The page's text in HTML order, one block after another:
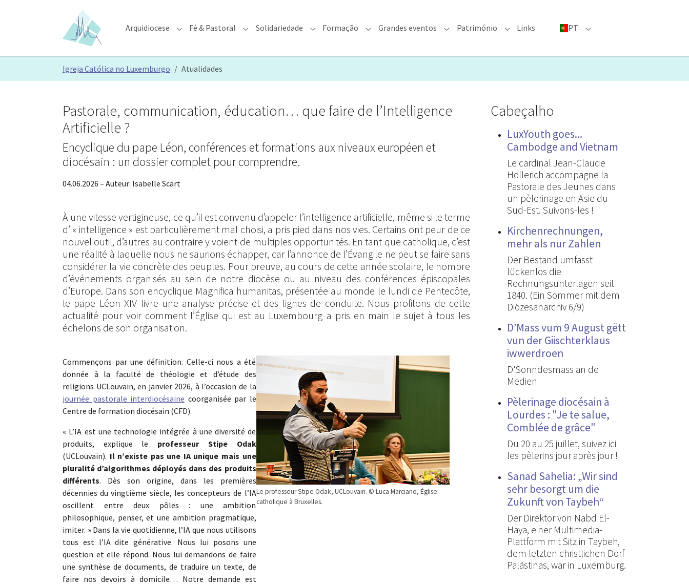
Arquidiocese Submenu for "Arquidiocese"
Fé & Pastoral Submenu for "Fé & Pastoral"
Solidariedade Submenu for "Solidariedade"
Formação Submenu for "Formação"
Grandes eventos Submenu for "Grandes eventos"
Património Submenu for "Património"
Links PT Submenu for "PT"
Igreja Católica no Luxemburgo Atualidades
À une vitesse vertigineuse, ce qu’il est convenu d’appeler l’intelligence artificielle, même si le terme
d’ « intelligence » est particulièrement mal choisi, a pris pied dans nos vies. Certains ont peur de ce
nouvel outil, d’autres au contraire y voient de multiples opportunités. En tant que catholique, c’est
une réalité à laquelle nous ne saurions échapper, car l’annonce de l’Évangile ne peut se faire sans
considérer la vie concrète des peuples. Pour preuve, au cours de cette année scolaire, le nombre
d’événements organisés au sein de notre diocèse ou au niveau des conférences épiscopales
d’Europe. Dans son encyclique Magnifica humanitas, présentée au monde le lundi de Pentecôte,
le pape Léon XIV livre une analyse précise et des lignes de conduite. Nous profitons de cette
actualité pour voir comment l’Église qui est au Luxembourg a pris en main le sujet à tous les
échelons de son organisation.
Show larger version
Le professeur Stipe Odak, UCLouvain. © Luca Marciano, Église
catholique à Bruxelles.
Commençons par une définition. Celle-ci nous a été
donnée à la faculté de théologie et d’étude des
religions UCLouvain, en janvier 2026, à l’occasion de la
journée pastorale interdiocésaine coorganisée par le
Centre de formation diocésain (CFD).
« L’IA est une technologie intégrée à une diversité de
produits, explique le professeur Stipe Odak
(UCLouvain). Il n’existe pas une IA unique mais une
pluralité d’algorithmes déployés dans des produits
différents. Dès son origine, dans les premières
décennies du vingtième siècle, les concepteurs de l’IA
oscillent entre deux pôles : une ambition
philosophique, penser, et une ambition pragmatique,
imiter. » Dans la vie quotidienne, l’IA que nous utilisons
tous est l’IA dite générative. Nous lui posons une
question et elle répond. Nous lui demandons de faire
une synthèse de documents, de traduire un texte, de
faire nos devoirs à domicile… Notre demande est
Pastorale, communication, éducation… que faire de l’Intelligence
Artificielle ?
Encyclique du pape Léon, conférences et formations aux niveaux européen et
diocésain : un dossier complet pour comprendre.
04.06.2026 – Auteur: Isabelle Scart
Cabeçalho
LuxYouth goes...
Cambodge and Vietnam
Le cardinal Jean-Claude
Hollerich accompagne la
Pastorale des Jeunes dans
un pèlerinage en Asie du
Sud-Est. Suivons-les !
Kirchenrechnungen,
mehr als nur Zahlen
Der Bestand umfasst
lückenlos die
Rechnungsunterlagen seit
1840. (Ein Sommer mit dem
Diözesanarchiv 6/9)
D’Mass vum 9 August gëtt
vun der Giischterklaus
iwwerdroen
D'Sonndesmass an de
Medien
Pèlerinage diocésain à
Lourdes : "Je te salue,
Comblée de grâce"
Du 20 au 25 juillet, suivez ici
les pèlerins jour après jour !
Sanad Sahelia: „Wir sind
sehr besorgt um die
Zukunft von Taybeh“
Der Direktor von Nabd El-
Haya, einer Multimedia-
Plattform mit Sitz in Taybeh,
dem letzten christlichen Dorf
Palästinas, war in Luxemburg.